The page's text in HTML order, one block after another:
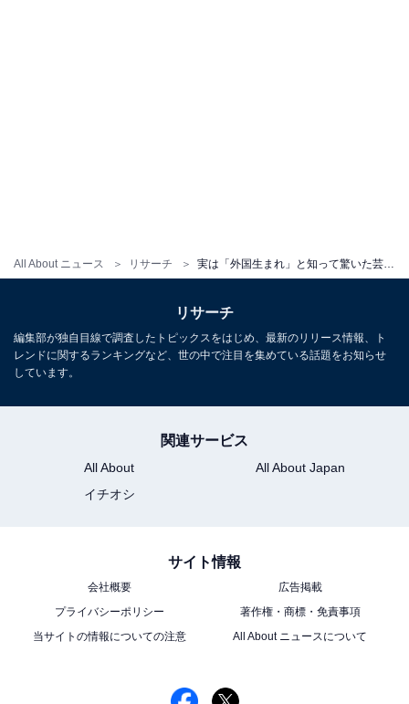
All About ニュース リサーチ
などを制作。その後、フリーランスの編集・ライターに
レビや芸能人に関するコラムなどを執筆。編集プロダク
ション「ゆるま」を立ち上げる。
リサーチ
編集部が独自目線で調査したトピックスをはじめ、最新のリリース情報、ト
レンドに関するランキングなど、世の中で注目を集めている話題をお知らせ
しています。
関連サービス
All About
All About Japan
イチオシ
サイト情報
会社概要
広告掲載
プライバシーポリシー
著作権・商標・免責事項
当サイトの情報についての注意
All About ニュースについて